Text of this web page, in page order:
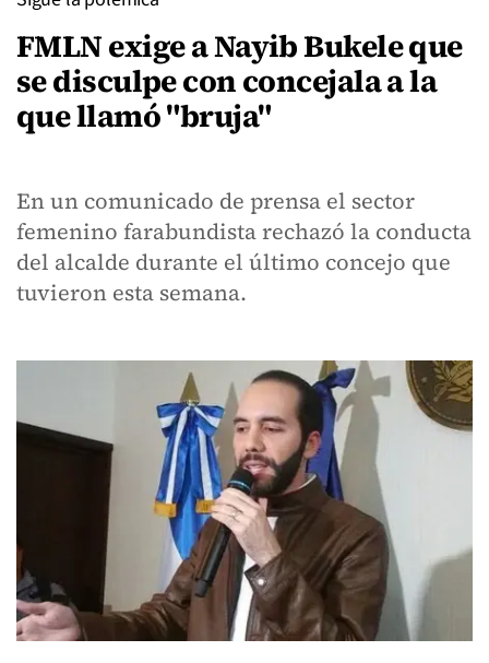
FMLN exige a Nayib Bukele que
se disculpe con concejala a la
que llamó "bruja"
En un comunicado de prensa el sector
femenino farabundista rechazó la conducta
del alcalde durante el último concejo que
tuvieron esta semana.